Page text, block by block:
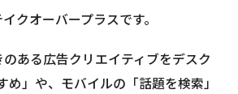
クオーバープラスです。
ある広告クリエイティブをデスク
め」や、モバイルの「話題を検索」